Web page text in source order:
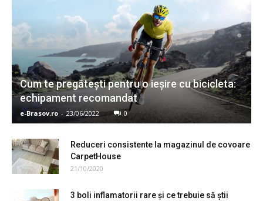
Cum te pregătești pentru o ieșire cu bicicleta:
echipament recomandat
e-Brasov.ro - 23/06/2022 0
Reduceri consistente la magazinul de covoare
CarpetHouse
21/10/2020
3 boli inflamatorii rare și ce trebuie să știi